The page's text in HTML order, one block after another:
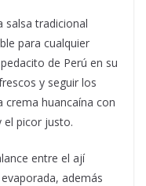
salsa tradicional
para cualquier
de Perú en su
y seguir los
crema huancaína con
el picor justo.
entre el ají
además